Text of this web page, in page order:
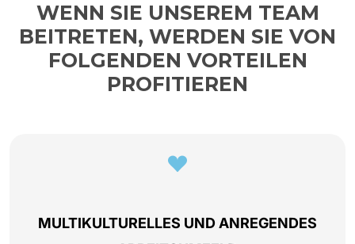
WENN SIE UNSEREM TEAM
BEITRETEN, WERDEN SIE VON
FOLGENDEN VORTEILEN
PROFITIEREN
MULTIKULTURELLES UND ANREGENDES